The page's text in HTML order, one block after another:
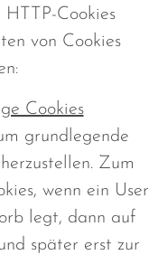
Cookies
von Cookies
Cookies
grundlegende
Zum
wenn ein User
legt, dann auf
später erst zur